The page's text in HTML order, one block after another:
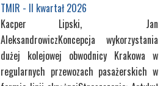
TMIR - II kwartał 2026
Kacper Lipski, Jan
AleksandrowiczKoncepcja wykorzystania
dużej kolejowej obwodnicy Krakowa w
regularnych przewozach pasażerskich w